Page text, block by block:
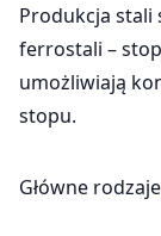
Produkcja stali
ferrostali –
umożliwiają
stopu.
Główne